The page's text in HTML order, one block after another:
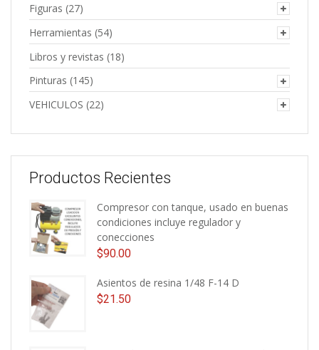
Figuras (27)
Herramientas (54)
Libros y revistas (18)
Pinturas (145)
VEHICULOS (22)
Productos Recientes
Compresor con tanque, usado en buenas
condiciones incluye regulador y
conecciones
$90.00
Asientos de resina 1/48 F-14 D
$21.50